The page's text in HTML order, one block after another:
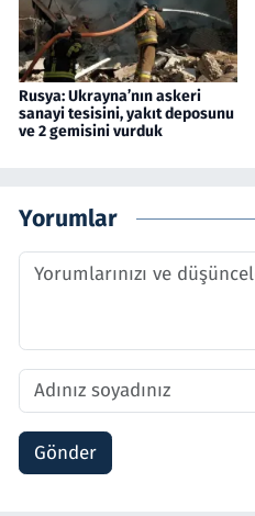
Rusya: Ukrayna’nın askeri
sanayi tesisini, yakıt deposunu
ve 2 gemisini vurduk
Yorumlar
Gönder